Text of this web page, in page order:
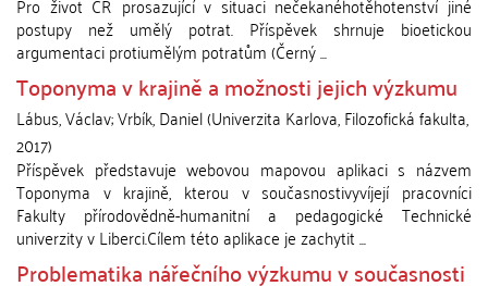
postupy než umělý potrat. Příspěvek shrnuje bioetickou
argumentaci protiumělým potratům (Černý ...
Toponyma v krajině a možnosti jejich výzkumu
Lábus, Václav;Vrbík, Daniel(Univerzita Karlova, Filozofická fakulta,
2017)
Příspěvek představuje webovou mapovou aplikaci s názvem
Toponyma v krajině, kterou v současnostivyvíjejí pracovníci
Fakulty přírodovědně-humanitní a pedagogické Technické
univerzity v Liberci.Cílem této aplikace je zachytit ...
Problematika nářečního výzkumu v současnosti